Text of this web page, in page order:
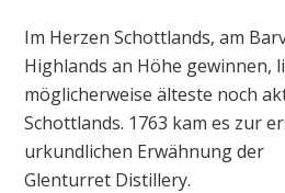
Im Herzen Schottlands, am
Highlands an Höhe gewinnen,
möglicherweise älteste noch
Schottlands. 1763 kam es zur
urkundlichen Erwähnung der
Glenturret Distillery.